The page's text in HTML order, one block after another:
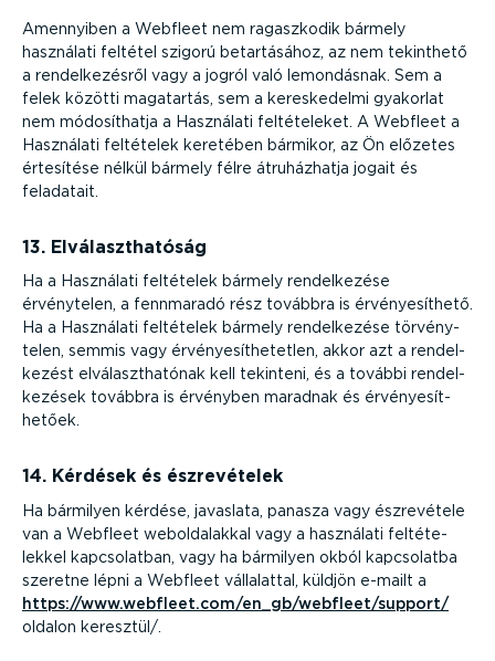
Amennyiben a Webfleet nem ragaszkodik bármely
használati feltétel szigorú betar­tá­sához, az nem tekinthető
a rendel­ke­zésről vagy a jogról való lemondásnak. Sem a
felek közötti magatartás, sem a keres­ke­delmi gyakorlat
nem módosít­hatja a Használati felté­te­leket. A Webfleet a
Használati feltételek keretében bármikor, az Ön előzetes
értesítése nélkül bármely félre átruház­hatja jogait és
feladatait.
13. Elválaszt­ha­tóság
Ha a Használati feltételek bármely rendel­kezése
érvénytelen, a fennmaradó rész továbbra is érvénye­síthető.
Ha a Használati feltételek bármely rendel­kezése törvény­
telen, semmis vagy érvénye­sít­he­tetlen, akkor azt a rendel­
kezést elválaszt­ha­tónak kell tekinteni, és a további rendel­
ke­zések továbbra is érvényben maradnak és érvénye­sít­
hetőek.
14. Kérdések és észre­vé­telek
Ha bármilyen kérdése, javaslata, panasza vagy észrevétele
van a Webfleet webol­da­lakkal vagy a használati felté­te­
lekkel kapcso­latban, vagy ha bármilyen okból kapcsolatba
szeretne lépni a Webfleet vállalattal, küldjön e-mailt a
https://www.webfleet.com/en_gb/webfleet/support/
oldalon keresztül/.